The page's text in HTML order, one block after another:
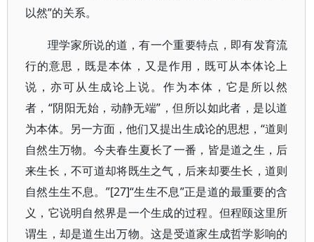
以然”的关系。
理学家所说的道，有一个重要特点，即有发育流
行的意思，既是本体，又是作用，既可从本体论上
说，亦可从生成论上说。作为本体，它是所以然
者，“阴阳无始，动静无端”，但所以如此者，是以道
为本体。另一方面，他们又提出生成论的思想，“道则
自然生万物。今夫春生夏长了一番，皆是道之生，后
来生长，不可道却将既生之气，后来却要生长，道则
自然生生不息。”[27]“生生不息”正是道的最重要的含
义，它说明自然界是一个生成的过程。但程颐这里所
谓生，却是道生出万物。这是受道家生成哲学影响的